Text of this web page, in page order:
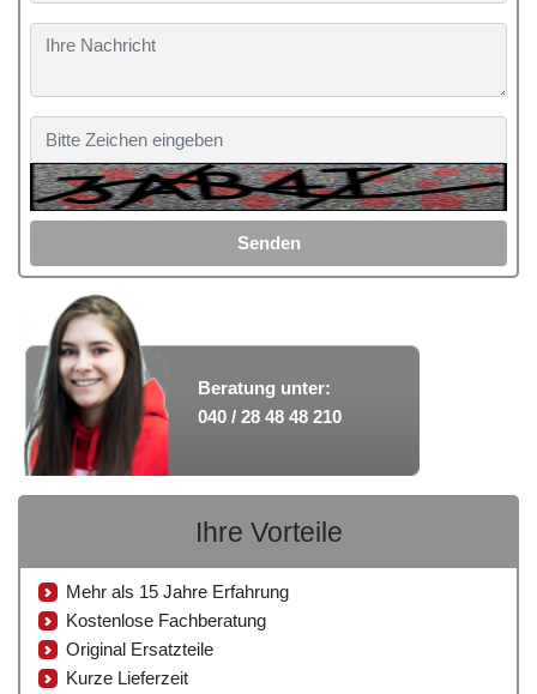
Senden
Beratung unter:
040 / 28 48 48 210
Ihre Vorteile
Mehr als 15 Jahre Erfahrung
Kostenlose Fachberatung
Original Ersatzteile
Kurze Lieferzeit